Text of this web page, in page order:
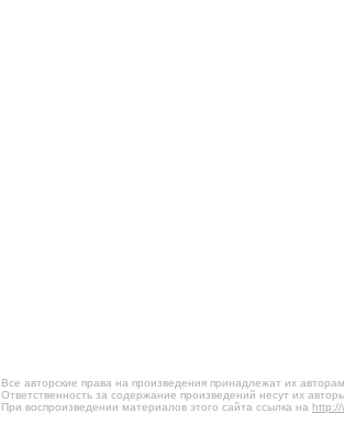
Все авторские права на произведения принадлежат их
Ответственность за содержание произведений несут их
При воспроизведении материалов этого сайта ссылка на http://